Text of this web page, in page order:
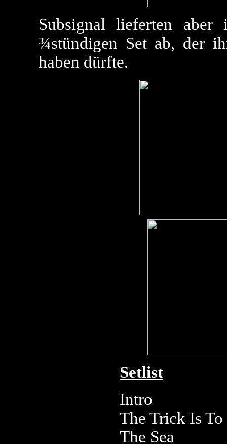
Subsignal lieferten aber
¾stündigen Set ab, der
haben dürfte.
Setlist
Intro
The Trick Is
The Sea